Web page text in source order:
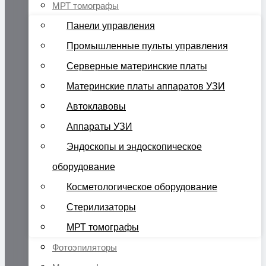
МРТ томографы
Панели управления
Промышленные пульты управления
Серверные материнские платы
Материнские платы аппаратов УЗИ
Автоклавовы
Аппараты УЗИ
Эндоскопы и эндоскопическое
оборудование
Косметологическое оборудование
Стерилизаторы
МРТ томографы
Фотоэпиляторы